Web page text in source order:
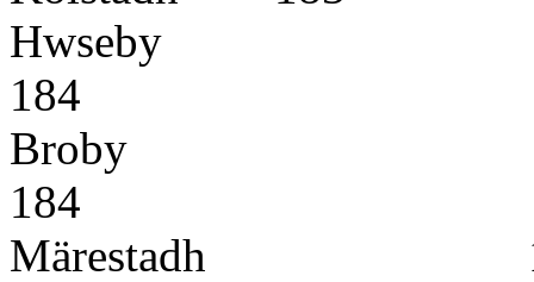
Hwseby
Broby
Märestadh